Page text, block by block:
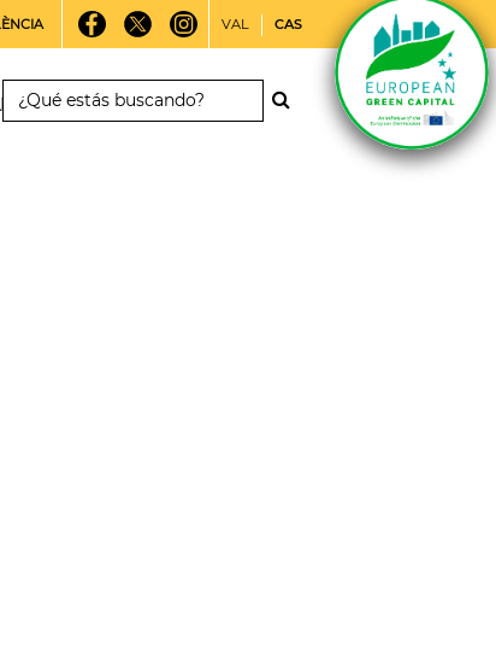
VAL CAS